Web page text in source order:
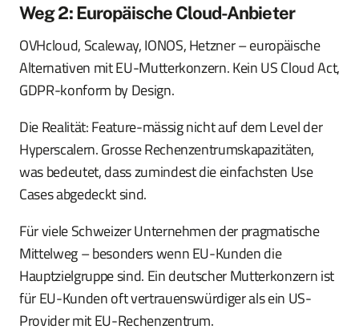
Weg 2: Europäische Cloud-Anbieter
OVHcloud, Scaleway, IONOS, Hetzner – europäische
Alternativen mit EU-Mutterkonzern. Kein US Cloud Act,
GDPR-konform by Design.
Die Realität: Feature-mässig nicht auf dem Level der
Hyperscalern. Grosse Rechenzentrumskapazitäten,
was bedeutet, dass zumindest die einfachsten Use
Cases abgedeckt sind.
Für viele Schweizer Unternehmen der pragmatische
Mittelweg – besonders wenn EU-Kunden die
Hauptzielgruppe sind. Ein deutscher Mutterkonzern ist
für EU-Kunden oft vertrauenswürdiger als ein US-
Provider mit EU-Rechenzentrum.